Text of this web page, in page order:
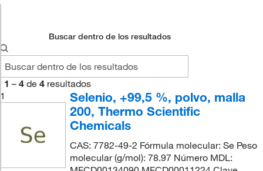
Buscar dentro de los resultados
1 – 4 de 4 resultados
1
Selenio, +99,5 %, polvo, malla
200, Thermo Scientific
Chemicals
CAS: 7782-49-2 Fórmula molecular: Se Peso
molecular (g/mol): 78.97 Número MDL: